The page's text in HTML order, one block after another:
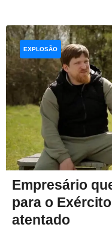
Empresário
para o
atentado
EXPLOSÃO